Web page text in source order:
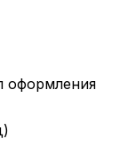
оформления